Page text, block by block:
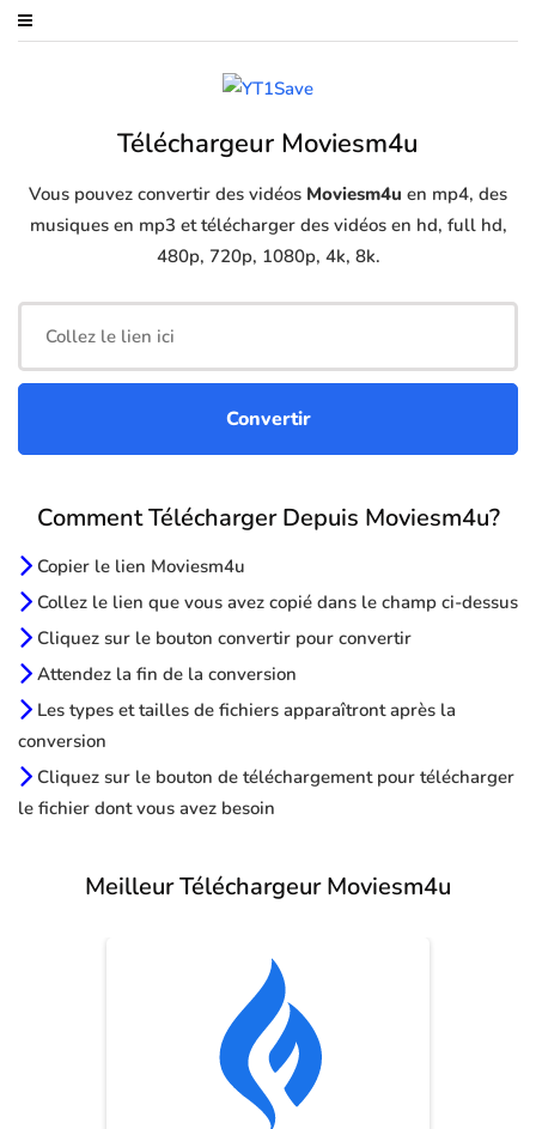
Téléchargeur Moviesm4u
Vous pouvez convertir des vidéos Moviesm4u en mp4, des
musiques en mp3 et télécharger des vidéos en hd, full hd,
480p, 720p, 1080p, 4k, 8k.
Comment Télécharger Depuis Moviesm4u?
Copier le lien Moviesm4u
Collez le lien que vous avez copié dans le champ ci-dessus
Cliquez sur le bouton convertir pour convertir
Attendez la fin de la conversion
Les types et tailles de fichiers apparaîtront après la
conversion
Cliquez sur le bouton de téléchargement pour télécharger
le fichier dont vous avez besoin
Meilleur Téléchargeur Moviesm4u